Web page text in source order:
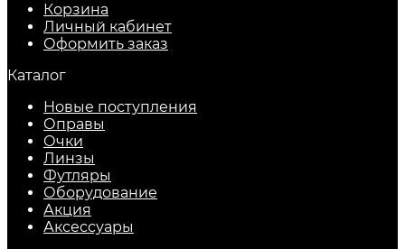
Корзина
Личный кабинет
Оформить заказ
Каталог
Новые поступления
Оправы
Очки
Линзы
Футляры
Оборудование
Акция
Аксессуары